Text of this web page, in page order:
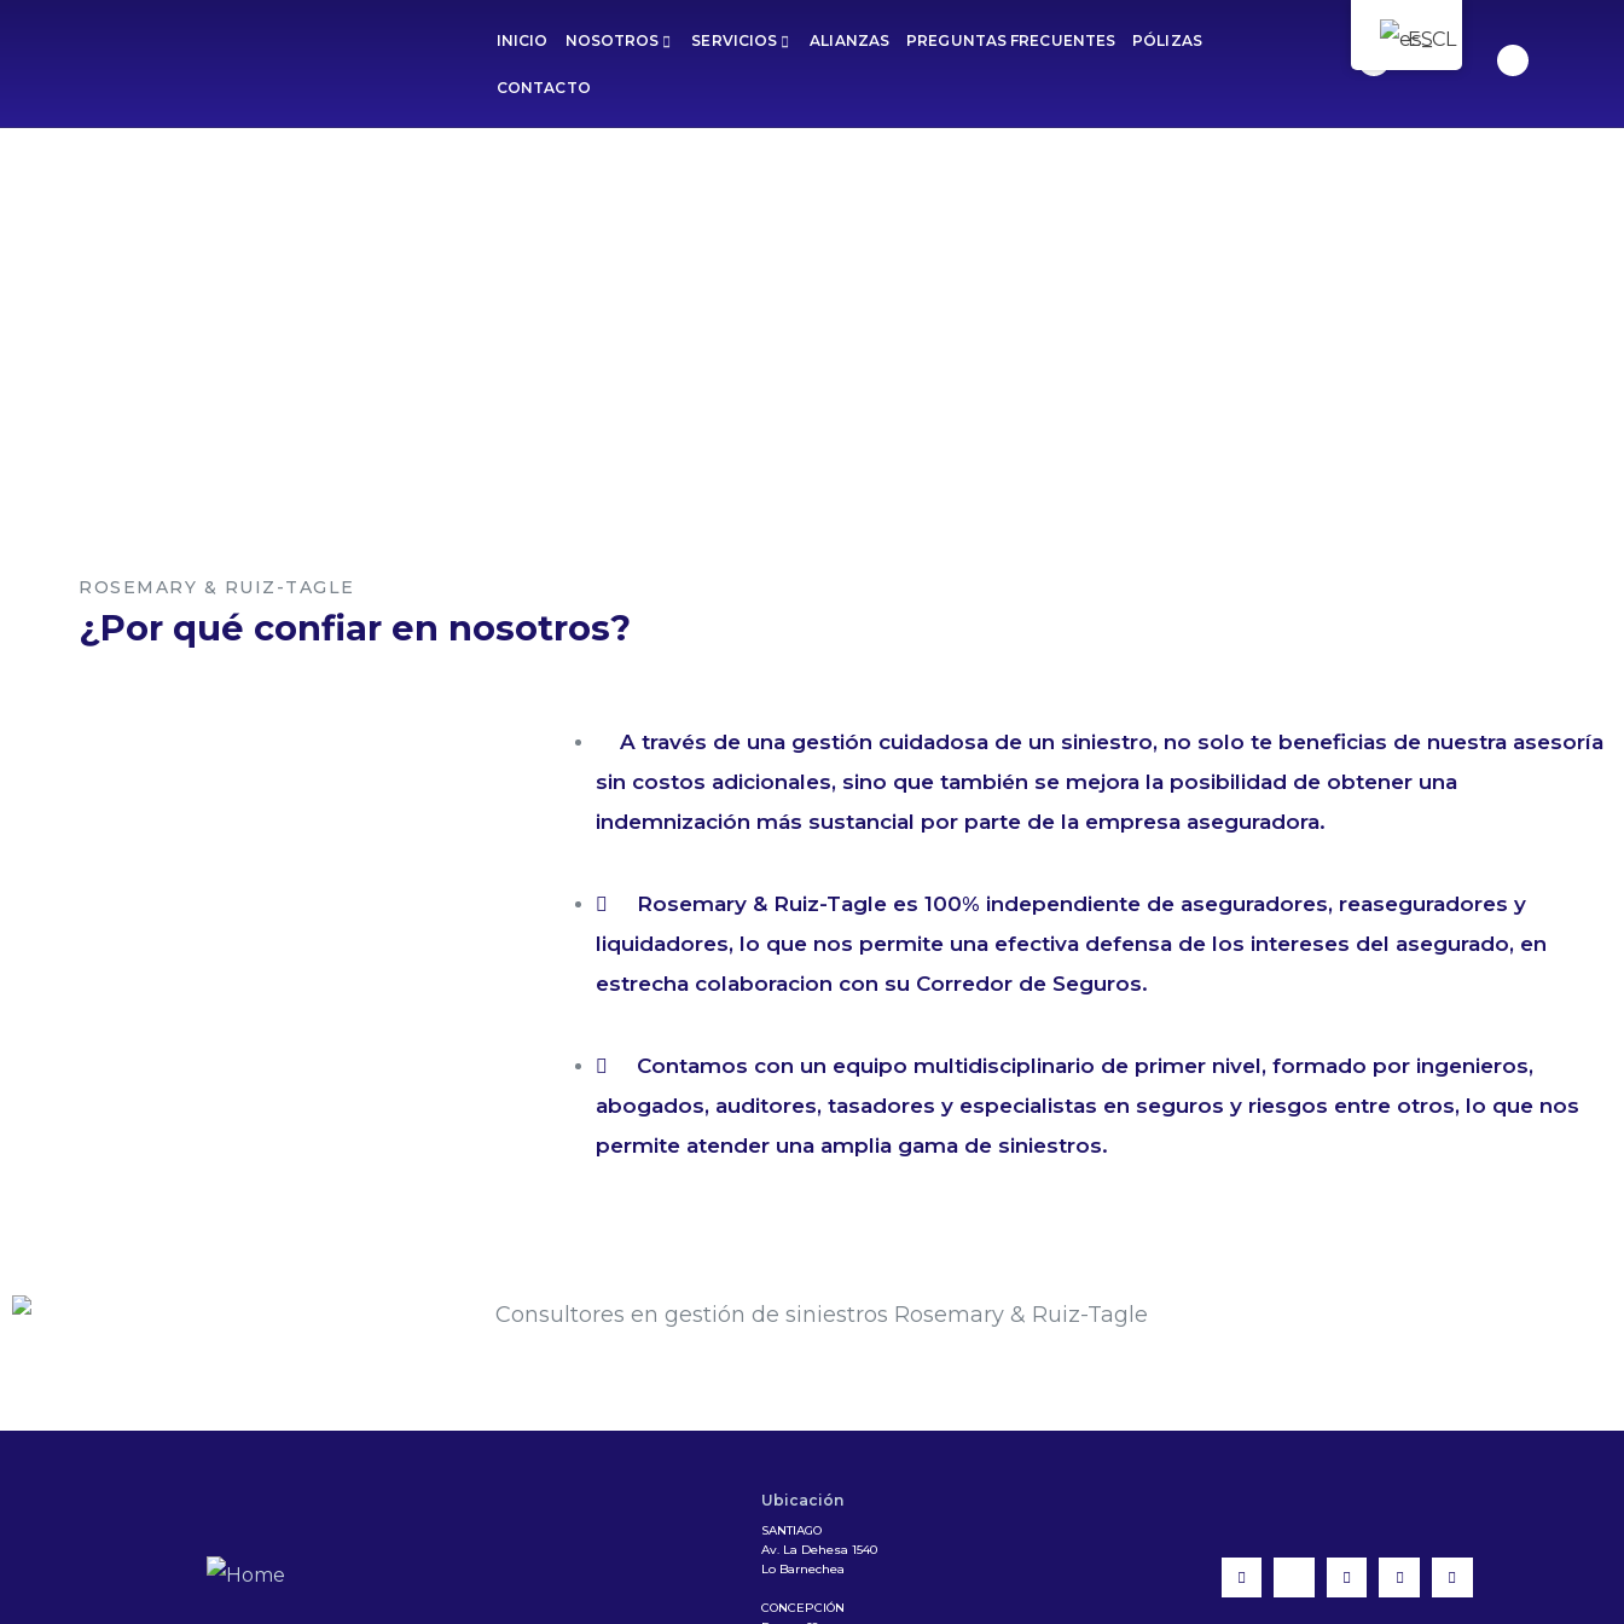
INICIO NOSOTROS SERVICIOS ALIANZAS PREGUNTAS FRECUENTES PÓLIZAS
CONTACTO
ROSEMARY & RUIZ-TAGLE
¿Por qué confiar en nosotros?
A través de una gestión cuidadosa de un siniestro, no solo te beneficias de nuestra asesoría
sin costos adicionales, sino que también se mejora la posibilidad de obtener una
indemnización más sustancial por parte de la empresa aseguradora.
Rosemary & Ruiz-Tagle es 100% independiente de aseguradores, reaseguradores y
liquidadores, lo que nos permite una efectiva defensa de los intereses del asegurado, en
estrecha colaboracion con su Corredor de Seguros.
Contamos con un equipo multidisciplinario de primer nivel, formado por ingenieros,
abogados, auditores, tasadores y especialistas en seguros y riesgos entre otros, lo que nos
permite atender una amplia gama de siniestros.
Ubicación
SANTIAGO
Av. La Dehesa 1540
Lo Barnechea
CONCEPCIÓN
ES